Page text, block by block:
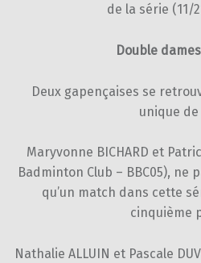
de la série (11/
Double
Deux gapençaises se
unique de
Maryvonne BICHARD et
Badminton Club – BBC05),
qu’un match dans cette
cinquième
Nathalie ALLUIN et Pascale